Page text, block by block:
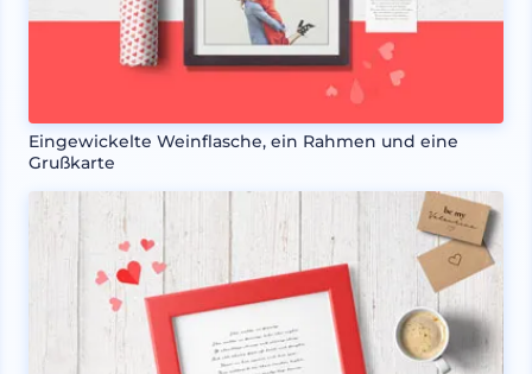
Eingewickelte Weinflasche, ein Rahmen und eine
Grußkarte